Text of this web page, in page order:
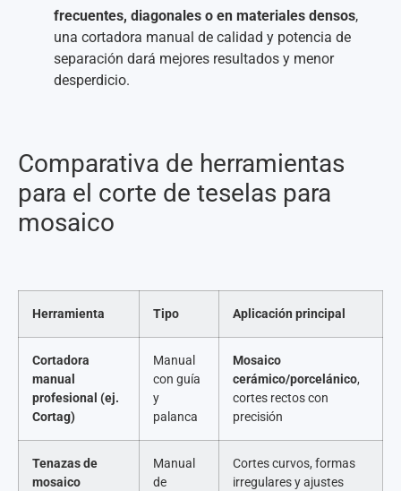
frecuentes, diagonales o en materiales densos,
una cortadora manual de calidad y potencia de
separación dará mejores resultados y menor
desperdicio.
Comparativa de herramientas
para el corte de teselas para
mosaico
Herramienta Tipo Aplicación principal
Cortadora
manual
profesional (ej.
Cortag)
Manual
con guía
y
palanca
Mosaico
cerámico/porcelánico,
cortes rectos con
precisión
Tenazas de
mosaico
Manual
de
Cortes curvos, formas
irregulares y ajustes